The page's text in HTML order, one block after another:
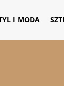
I MODA